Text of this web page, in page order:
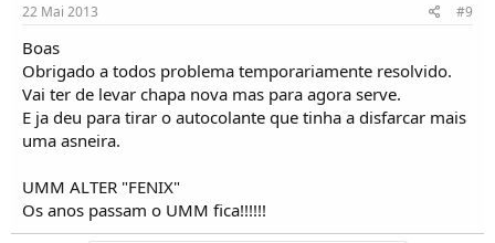
22 Mai 2013 #9
Boas
Obrigado a todos problema temporariamente resolvido.
Vai ter de levar chapa nova mas para agora serve.
E ja deu para tirar o autocolante que tinha a disfarcar mais
uma asneira.
UMM ALTER "FENIX"
Os anos passam o UMM fica!!!!!!